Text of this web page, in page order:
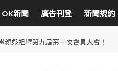
OK新聞 廣告刊登 新聞規約
親祭祖暨第九屆第一次會員大會！